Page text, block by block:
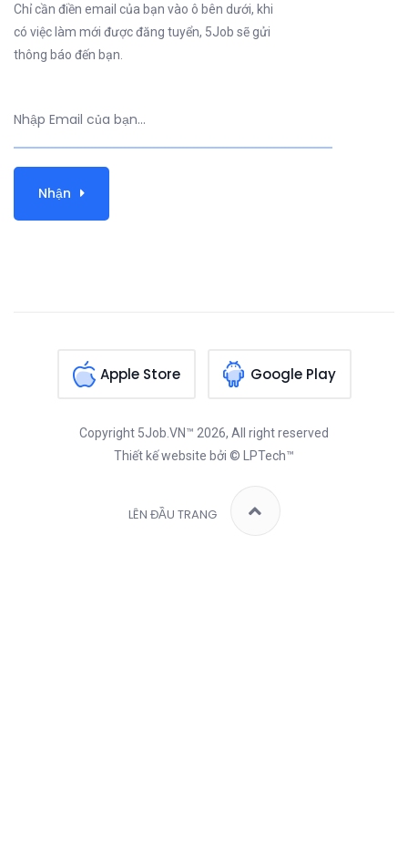
Chỉ cần điền email của bạn vào ô bên dưới, khi
có việc làm mới được đăng tuyển, 5Job sẽ gửi
thông báo đến bạn.
Nhận
Apple Store Google Play
Copyright 5Job.VN™ 2026, All right reserved
Thiết kế website bởi © LPTech™
LÊN ĐẦU TRANG